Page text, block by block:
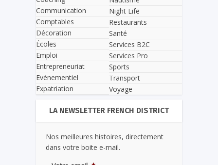
Communication
Comptables
Décoration
Écoles
Emploi
Entrepreneuriat
Evènementiel
Expatriation
Night Life
Restaurants
Santé
Services B2C
Services Pro
Sports
Transport
Voyage
LA NEWSLETTER FRENCH DISTRICT
Nos meilleures histoires, directement
dans votre boite e-mail.